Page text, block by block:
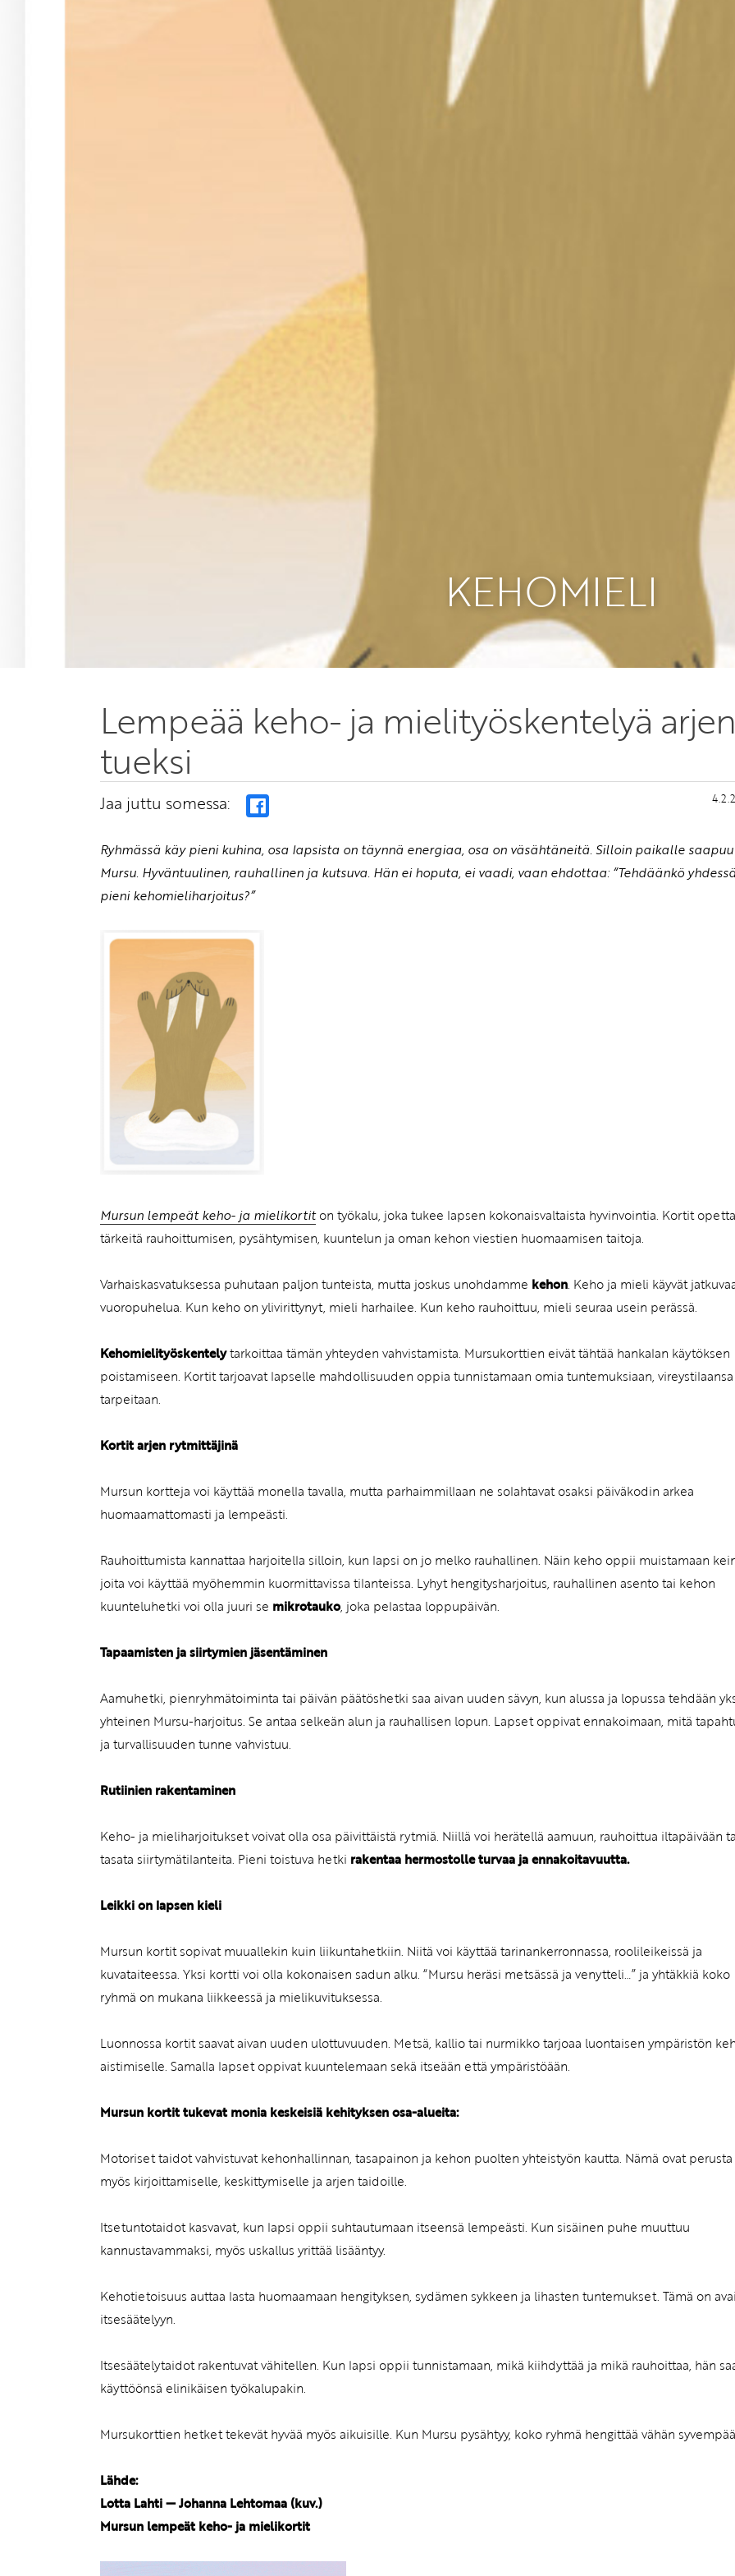
Etkö ole vielä
KEHOMIELI
Lempeää keho- ja mielityöskentelyä arjen
tueksi
Jaa juttu somessa:
Ryhmässä käy pieni kuhina, osa lapsista on täynnä energiaa, osa on väsähtäneitä. Silloin paikalle saapuu
Mursu. Hyväntuulinen, rauhallinen ja kutsuva. Hän ei hoputa, ei vaadi, vaan ehdottaa: “Tehdäänkö
pieni kehomieliharjoitus?”
Mursun lempeät keho- ja mielikortiton työkalu, joka tukee lapsen kokonaisvaltaista hyvinvointia. Kortit
tärkeitä rauhoittumisen, pysähtymisen, kuuntelun ja oman kehon viestien huomaamisen taitoja.
Varhaiskasvatuksessa puhutaan paljon tunteista, mutta joskus unohdamme kehon. Keho ja mieli käyvät
vuoropuhelua. Kun keho on ylivirittynyt, mieli harhailee. Kun keho rauhoittuu, mieli seuraa usein perässä.
Kehomielityöskentelytarkoittaa tämän yhteyden vahvistamista. Mursukorttien eivät tähtää hankalan käytöksen
poistamiseen. Kortit tarjoavat lapselle mahdollisuuden oppia tunnistamaan omia tuntemuksiaan,
tarpeitaan.
Kortit arjen rytmittäjinä
Mursun kortteja voi käyttää monella tavalla, mutta parhaimmillaan ne solahtavat osaksi päiväkodin arkea
huomaamattomasti ja lempeästi.
Rauhoittumista kannattaa harjoitella silloin, kun lapsi on jo melko rauhallinen. Näin keho oppii muistamaan
joita voi käyttää myöhemmin kuormittavissa tilanteissa. Lyhyt hengitysharjoitus, rauhallinen asento tai kehon
kuunteluhetki voi olla juuri se mikrotauko, joka pelastaa loppupäivän.
Tapaamisten ja siirtymien jäsentäminen
Aamuhetki, pienryhmätoiminta tai päivän päätöshetki saa aivan uuden sävyn, kun alussa ja lopussa tehdään
yhteinen Mursu-harjoitus. Se antaa selkeän alun ja rauhallisen lopun. Lapset oppivat ennakoimaan, mitä
ja turvallisuuden tunne vahvistuu.
Rutiinien rakentaminen
Keho- ja mieliharjoitukset voivat olla osa päivittäistä rytmiä. Niillä voi herätellä aamuun, rauhoittua iltapäivään
tasata siirtymätilanteita. Pieni toistuva hetki rakentaa hermostolle turvaa ja ennakoitavuutta.
Leikki on lapsen kieli
Mursun kortit sopivat muuallekin kuin liikuntahetkiin. Niitä voi käyttää tarinankerronnassa, roolileikeissä ja
kuvataiteessa. Yksi kortti voi olla kokonaisen sadun alku. “Mursu heräsi metsässä ja venytteli…” ja yhtäkkiä koko
ryhmä on mukana liikkeessä ja mielikuvituksessa.
Luonnossa kortit saavat aivan uuden ulottuvuuden. Metsä, kallio tai nurmikko tarjoaa luontaisen ympäristön
aistimiselle. Samalla lapset oppivat kuuntelemaan sekä itseään että ympäristöään.
Mursun kortit tukevat monia keskeisiä kehityksen osa-alueita:
Motoriset taidot vahvistuvat kehonhallinnan, tasapainon ja kehon puolten yhteistyön kautta. Nämä ovat perusta
myös kirjoittamiselle, keskittymiselle ja arjen taidoille.
Itsetuntotaidot kasvavat, kun lapsi oppii suhtautumaan itseensä lempeästi. Kun sisäinen puhe muuttuu
kannustavammaksi, myös uskallus yrittää lisääntyy.
Kehotietoisuus auttaa lasta huomaamaan hengityksen, sydämen sykkeen ja lihasten tuntemukset. Tämä on
itsesäätelyyn.
Itsesäätelytaidot rakentuvat vähitellen. Kun lapsi oppii tunnistamaan, mikä kiihdyttää ja mikä rauhoittaa, hän
käyttöönsä elinikäisen työkalupakin.
Mursukorttien hetket tekevät hyvää myös aikuisille. Kun Mursu pysähtyy, koko ryhmä hengittää vähän
Lähde:
Lotta Lahti — Johanna Lehtomaa (kuv.)
Mursun lempeät keho- ja mielikortit